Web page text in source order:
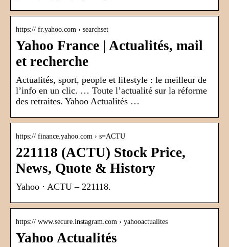
https:// fr.yahoo.com › searchset
Yahoo France | Actualités, mail
et recherche
Actualités, sport, people et lifestyle : le meilleur de
l’info en un clic. … Toute l’actualité sur la réforme
des retraites. Yahoo Actualités …
https:// finance.yahoo.com › s=ACTU
221118 (ACTU) Stock Price,
News, Quote & History
Yahoo · ACTU – 221118.
https:// www.secure.instagram.com › yahooactualites
Yahoo Actualités